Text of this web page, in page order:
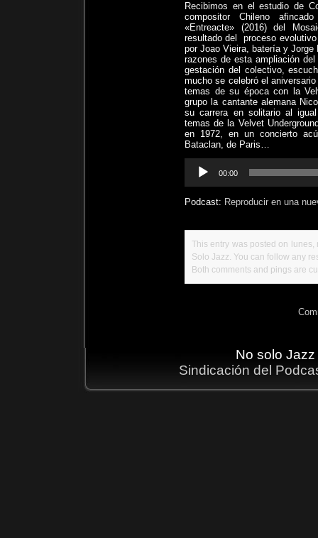
Recibimos en el estudio de
compositor Chileno
«Entreacte» (2016) del
resultado del
proceso
por Joao Vieira, batería y
razones de esta ampliación
gestación del colectivo,
mucho se celebró el
temas de su época con la
grupo la cantante alemana
su carrera en solitario al
temas de la Velvet
en 1972, en un concierto
Bataclan, de Paris…
Reproductor
00:00
Podcast: Reproducir en una
This entry was posted on
Solo Jazz. You can follow any
Both comments and pings are
No solo
Sindicación del